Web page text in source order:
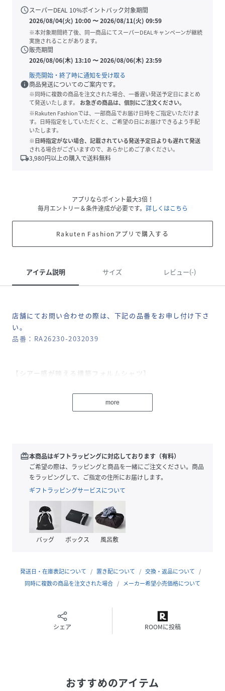
scheduleスーパーDEAL 10%ポイントバック対象期間
2026/08/04(火) 10:00〜2026/08/11(火) 09:59
※本対象期間終了後、同一商品にてスーパーDEALキャンペーンが継続
実施されることがあります。
schedule販売期間
2026/08/06(木) 13:10〜2026/08/06(木) 23:59
販売開始・終了時に通知を受け取る
info商品発送についてのご案内です。
※同時に複数の商品を注文された場合、一番遅い発送予定日にまとめ
て発送いたします。
お急ぎの商品は、個別にご注文ください。
※Rakuten Fashionでは、一部商品でお届け日時をご指定いただけま
す。日時指定をしていただくと、ご希望の日にお届けできるよう手配
いたします。
※日時指定がない場合、記載されている発送予定日よりも遅れて発送
される場合がございますので、あらかじめご了承ください。
local_shipping3,980円以上の購入で送料無料
アプリならポイント最大3倍！
毎月エントリー＆条件達成が必要です。 詳しくはこちら
Rakuten Fashionアプリで購入する
アイテム説明 サイズ レビュー(-)
店舗にてお問い合わせの際は、下記の品番をお申し付け下さ
い。
品番：RA26230-2032039
【シアー感が映える構築フォルムシャツ】
素材を使用したフォルムシャツ。軽やかさがありながらも、
適度なハリ感を備えた素材が立体的なシルエットを美しく引
ード感のあるハンサムな雰囲気を演出します。無地ライクな
ジャガード柄がさりげなく奥行きを添え、シンプルなスタイ
リングでも着映えする一枚。
・立体感のある袖フォルムが着映えを演出
・繊細なシアージャガード素材で上品な印象に
・比翼デザインで甘すぎないモード感をプラス
【2026 Spring/Summer】【26SS】
ご了承ください。
※商品の色味の目安は、商品単体の画像をご参照ください。
お買い物リストの管理にぜひご利用ください。
more
redeem本商品はギフトラッピングに対応しております（有料）
ご希望の際は、ラッピングと商品を一緒にご注文ください。商品
をラッピングして、ご指定の住所にお届けします。
ギフトラッピングサービスについて
バッグ ボックス 風呂敷
発送日・在庫表記について 置き配について
交換・返品について
同時に複数の商品を注文された場合
メーカー希望小売価格について
シェア ROOMに投稿
おすすめのアイテム